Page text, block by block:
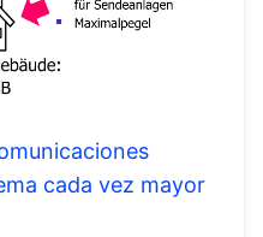
cada vez mayor